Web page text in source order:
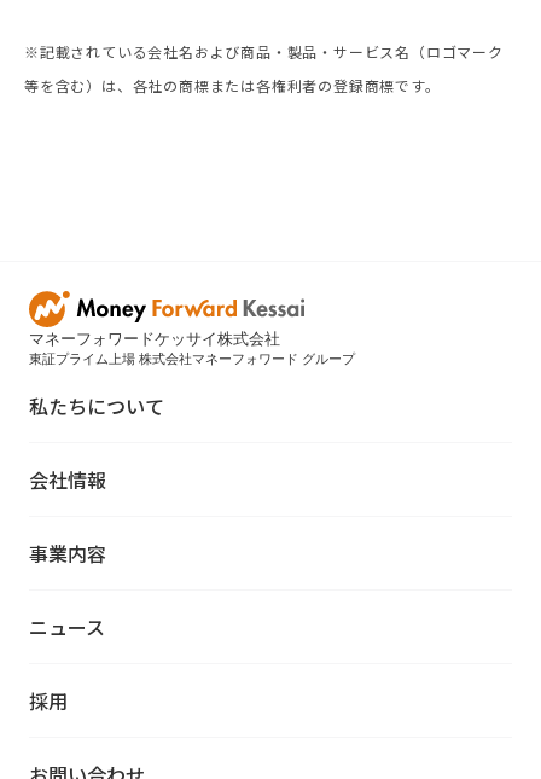
※記載されている会社名および商品・製品・サービス名（ロゴマーク
等を含む）は、各社の商標または各権利者の登録商標です。
マネーフォワードケッサイ株式会社
東証プライム上場 株式会社マネーフォワード グループ
私たちについて
会社情報
事業内容
ニュース
採用